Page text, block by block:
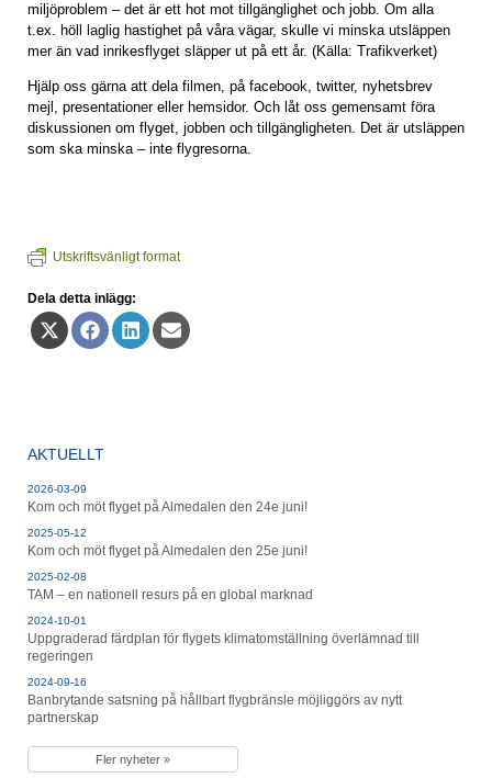
miljöproblem – det är ett hot mot tillgänglighet och jobb. Om alla
t.ex. höll laglig hastighet på våra vägar, skulle vi minska utsläppen
mer än vad inrikesflyget släpper ut på ett år. (Källa: Trafikverket)
Hjälp oss gärna att dela filmen, på facebook, twitter, nyhetsbrev
mejl, presentationer eller hemsidor. Och låt oss gemensamt föra
diskussionen om flyget, jobben och tillgängligheten. Det är utsläppen
som ska minska – inte flygresorna.
Utskriftsvänligt format
Dela detta inlägg:
Dela
på
Dela
på
Dela
på
Dela
på
AKTUELLT
2026-03-09
Kom och möt flyget på Almedalen den 24e juni!
2025-05-12
Kom och möt flyget på Almedalen den 25e juni!
2025-02-08
TAM – en nationell resurs på en global marknad
2024-10-01
Uppgraderad färdplan för flygets klimatomställning överlämnad till
regeringen
2024-09-16
Banbrytande satsning på hållbart flygbränsle möjliggörs av nytt
partnerskap
Fler nyheter »